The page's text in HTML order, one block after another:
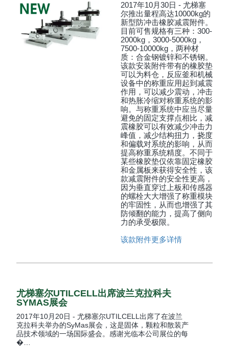
2017年10月30日 - 尤梯塞
尔推出量程高达10000kg的
新型防冲击橡胶减震附件。
目前可售规格有三种：300-
2000kg，3000-5000kg，
7500-10000kg，两种材
质：合金钢镀锌和不锈钢。
该款安装附件带有的橡胶垫
可以为料仓，反应釜和机械
设备中的称重应用起到减震
作用，可以减少震动，冲击
和热胀冷缩对称重系统的影
响。与称重系统中应当尽量
避免的固定支撑点相比，减
震橡胶可以有效减少冲击力
峰值，减少结构扭力，挠度
和偏载对系统的影响，从而
提高称重系统精度。不同于
某些橡胶垫仅依靠固定橡胶
和金属板来获得安全性，该
款减震附件的安全性更高，
因为垂直穿过上板和传感器
的螺栓大大增强了称重模块
的牢固性，从而也增强了其
防倾翻的能力，提高了侧向
力的承受极限。
该款附件更多详情
尤梯塞尔UTILCELL出席波兰克拉科夫
SYMAS展会
2017年10月20日 - 尤梯塞尔UTILCELL出席了在波兰
克拉科夫举办的SyMas展会，这是固体，颗粒和散装产
品技术领域的一场国际盛会。感谢光临本公司展位的每
�…